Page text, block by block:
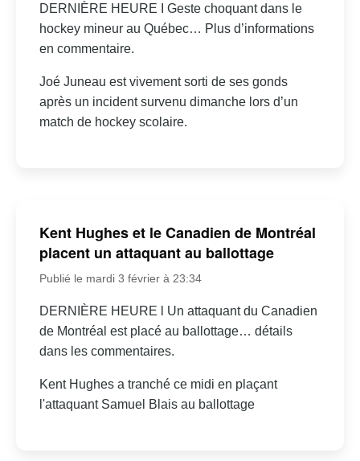
DERNIÈRE HEURE I Geste choquant dans le
hockey mineur au Québec… Plus d’informations
en commentaire.
Joé Juneau est vivement sorti de ses gonds
après un incident survenu dimanche lors d’un
match de hockey scolaire.
Kent Hughes et le Canadien de Montréal
placent un attaquant au ballottage
Publié le mardi 3 février à 23:34
DERNIÈRE HEURE l Un attaquant du Canadien
de Montréal est placé au ballottage… détails
dans les commentaires.
Kent Hughes a tranché ce midi en plaçant
l'attaquant Samuel Blais au ballottage